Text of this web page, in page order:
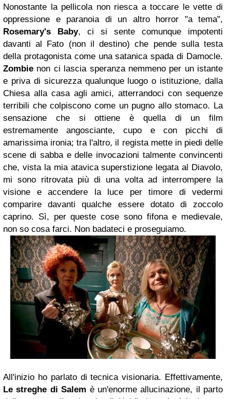
Nonostante la pellicola non riesca a toccare le vette di
oppressione e paranoia di un altro horror "a tema",
Rosemary's Baby, ci si sente comunque impotenti
davanti al Fato (non il destino) che pende sulla testa
della protagonista come una satanica spada di Damocle.
Zombie non ci lascia speranza nemmeno per un istante
e priva di sicurezza qualunque luogo o istituzione, dalla
Chiesa alla casa agli amici, atterrandoci con sequenze
terribili che colpiscono come un pugno allo stomaco. La
sensazione che si ottiene è quella di un film
estremamente angosciante, cupo e con picchi di
amarissima ironia; tra l'altro, il regista mette in piedi delle
scene di sabba e delle invocazioni talmente convincenti
che, vista la mia atavica superstizione legata al Diavolo,
mi sono ritrovata più di una volta ad interrompere la
visione e accendere la luce per timore di vedermi
comparire davanti qualche essere dotato di zoccolo
caprino. Sì, per queste cose sono fifona e medievale,
non so cosa farci. Non badateci e proseguiamo.
All'inizio ho parlato di tecnica visionaria. Effettivamente,
Le streghe di Salem è un'enorme allucinazione, il parto